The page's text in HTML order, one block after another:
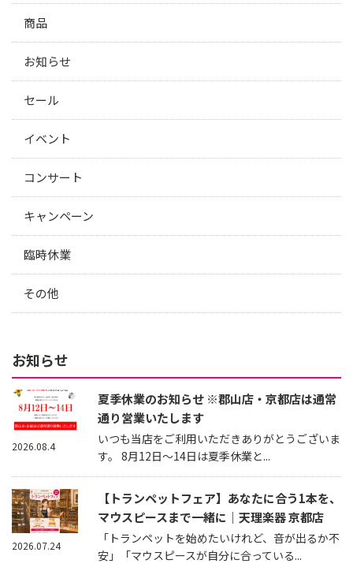
商品
お知らせ
セール
イベント
コンサート
キャンペーン
臨時休業
その他
お知らせ
夏季休業のお知らせ ※郡山店・京都店は通常
通り営業いたします
いつも当店をご利用いただきありがとうございま
す。 8月12日～14日は夏季休業と...
2026.08.4
【トランペットフェア】あなたに合う1本を、
マウスピースまで一緒に｜天理楽器 京都店
「トランペットを始めたいけれど、音が出るか不
安」「マウスピースが自分に合っている...
2026.07.24